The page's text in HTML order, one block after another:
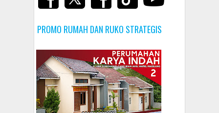
PROMO RUMAH DAN RUKO STRATEGIS